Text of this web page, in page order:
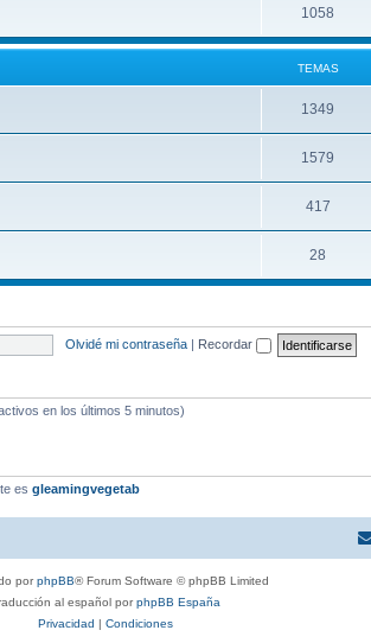
1058
TEMAS
1349
1579
417
28
Olvidé mi contraseña | Recordar
en los últimos 5 minutos)
es gleamingvegetab
porphpBB® Forum Software © phpBB Limited
al español porphpBB España
Privacidad | Condiciones